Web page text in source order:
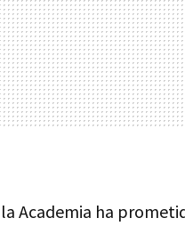
Academia ha